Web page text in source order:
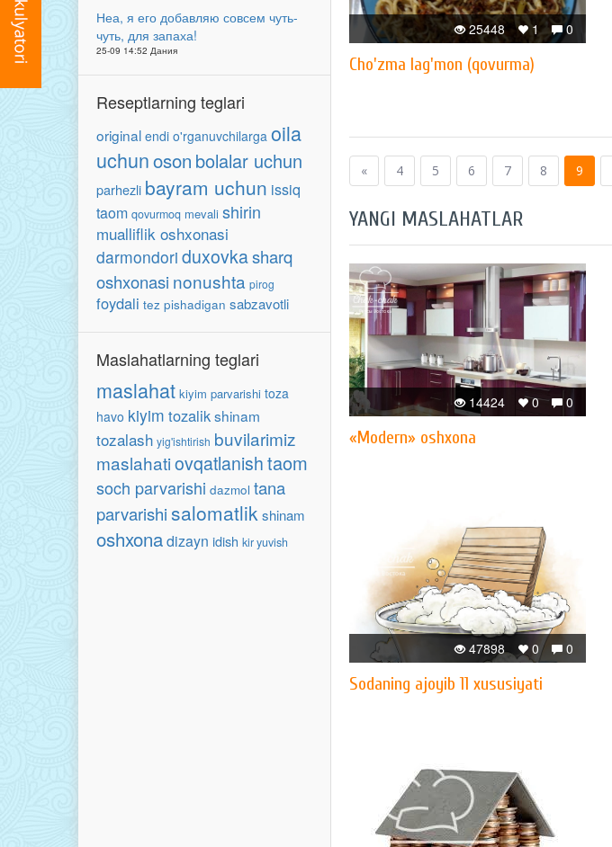
Неа, я его добавляю совсем чуть-
чуть, для запаха!
25-09 14:52 Дания
Reseptlarning teglari
original endi o'rganuvchilarga oila
uchunoson bolalar uchun
parhezli bayram uchun issiq
taom qovurmoq mevali shirin
mualliflik oshxonasi
darmondori duxovkasharq
oshxonasi nonushta pirog
foydali tez pishadigan sabzavotli
Maslahatlarning teglari
maslahat kiyim parvarishi toza
havo kiyim tozalikshinam
tozalash yig'ishtirish buvilarimiz
maslahatiovqatlanishtaom
soch parvarishi dazmol tana
parvarishisalomatlikshinam
oshxonadizayn idish kir yuvish
0
1
25448
Cho'zma lag'mon (qovurma)
« 4 5 6 7 8 9
YANGI MASLAHATLAR
0
0
14424
«Modern» oshxona
0
0
47898
​Sodaning ajoyib 11 xususiyati